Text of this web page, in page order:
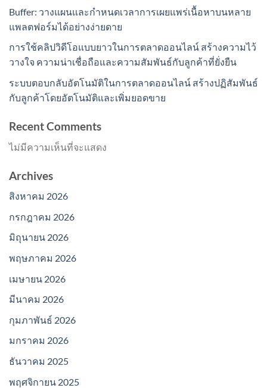
Buffer: วางแผนและกำหนดเวลาการเผยแพร่เนื้อหาบนหลาย
แพลตฟอร์มได้อย่างง่ายดาย
การใช้คลิปวิดีโอแบบยาวในการตลาดออนไลน์ สร้างความไว้
วางใจ ความน่าเชื่อถือและความสัมพันธ์กับลูกค้าที่ยั่งยืน
ระบบตอบกลับอัตโนมัติในการตลาดออนไลน์ สร้างปฏิสัมพันธ์
กับลูกค้าโดยอัตโนมัติและเพิ่มยอดขาย
Recent Comments
ไม่มีความเห็นที่จะแสดง
Archives
สิงหาคม 2026
กรกฎาคม 2026
มิถุนายน 2026
พฤษภาคม 2026
เมษายน 2026
มีนาคม 2026
กุมภาพันธ์ 2026
มกราคม 2026
ธันวาคม 2025
พฤศจิกายน 2025